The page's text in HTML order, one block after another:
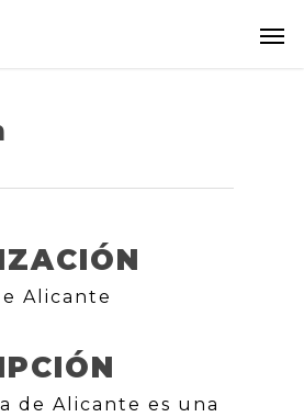
Alicante
de Alicante es una